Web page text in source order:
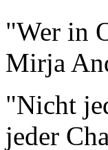
"Wer in
Mirja
"Nicht
jeder